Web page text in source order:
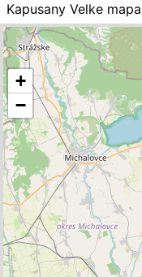
Kapusany Velke mapa
Eslovaquia, la lista
+
−